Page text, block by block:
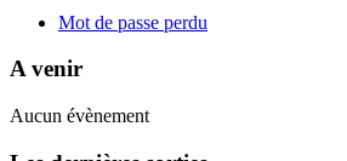
Mot de passe perdu
A venir
Aucun évènement